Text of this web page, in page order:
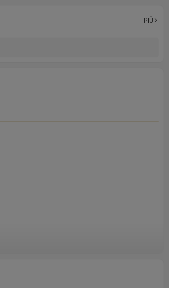
TÜV CE, Cina GB, certificato ISO UL-FCC, TIPO 4
PIÙ